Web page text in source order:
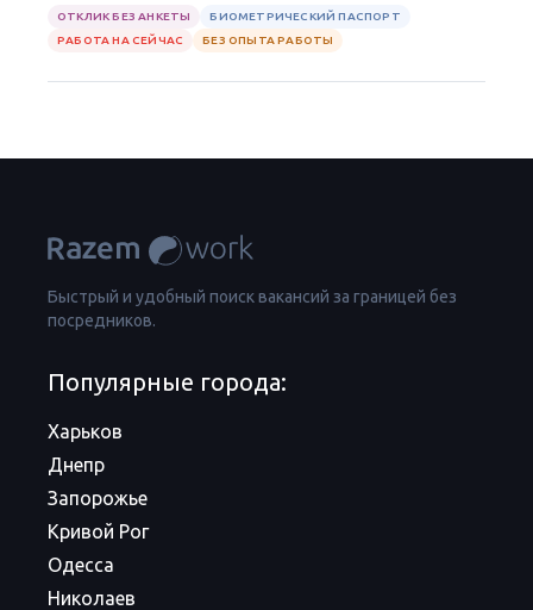
ОТКЛИК БЕЗ АНКЕТЫ
БИОМЕТРИЧЕСКИЙ ПАСПОРТ
РАБОТА НА СЕЙЧАС
БЕЗ ОПЫТА РАБОТЫ
Быстрый и удобный поиск вакансий за границей без
посредников.
Популярные города:
Харьков
Днепр
Запорожье
Кривой Рог
Одесса
Николаев